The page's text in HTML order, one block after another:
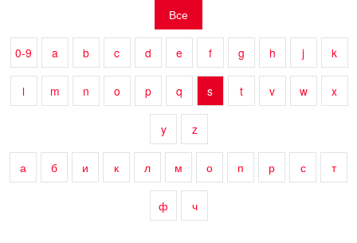
Все
0-9 a b c d e f g h j k
l m n o p q s t v w x
y z
а б и к л м о п р с т
ф ч